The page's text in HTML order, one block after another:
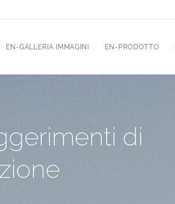
EN-GALLERIA IMMAGINI EN-PRODOTTO
di